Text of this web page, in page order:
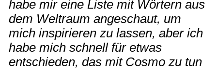
habe mir eine Liste mit Wörtern aus
dem Weltraum angeschaut, um
mich inspirieren zu lassen, aber ich
habe mich schnell für etwas
entschieden, das mit Cosmo zu tun